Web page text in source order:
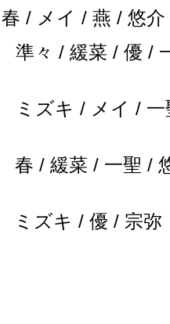
春 / メイ / 燕 / 悠介
準々 / 緩菜 / 優 /
ミズキ / メイ / 一
春 / 緩菜 / 一聖 /
ミズキ / 優 / 宗弥